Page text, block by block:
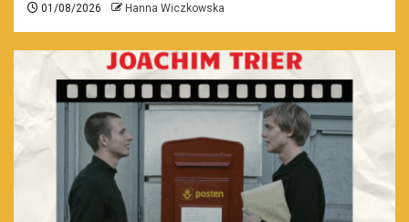
01/08/2026 Hanna Wiczkowska